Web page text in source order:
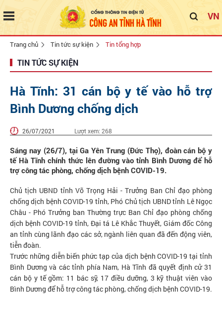
VN
Trang chủ Tin tức sự kiện Tin tổng hợp
TIN TỨC SỰ KIỆN
Hà Tĩnh: 31 cán bộ y tế vào hỗ trợ
Bình Dương chống dịch
26/07/2021 Lượt xem: 268
Sáng nay (26/7), tại Ga Yên Trung (Đức Thọ), đoàn cán bộ y
tế Hà Tĩnh chính thức lên đường vào tỉnh Bình Dương để hỗ
trợ công tác phòng, chống dịch bệnh COVID-19.
Chủ tịch UBND tỉnh Võ Trọng Hải - Trưởng Ban Chỉ đạo phòng
chống dịch bệnh COVID-19 tỉnh, Phó Chủ tịch UBND tỉnh Lê Ngọc
Châu - Phó Trưởng ban Thường trực Ban Chỉ đạo phòng chống
dịch bệnh COVID-19 tỉnh, Đại tá Lê Khắc Thuyết, Giám đốc Công
an tỉnh cùng lãnh đạo các sở, ngành liên quan đã đến động viên,
tiễn đoàn.
Trước những diễn biến phức tạp của dịch bệnh COVID-19 tại tỉnh
Bình Dương và các tỉnh phía Nam, Hà Tĩnh đã quyết định cử 31
cán bộ y tế gồm: 11 bác sỹ, 17 điều dưỡng, 3 kỹ thuật viên vào
Bình Dương để hỗ trợ công tác phòng, chống dịch bệnh COVID-19.